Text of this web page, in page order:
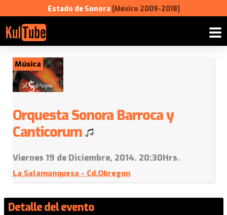
Estado de Sonora [México 2009-2018]
Música
Orquesta Sonora Barroca y
Canticorum
Viernes 19 de Diciembre, 2014. 20:30Hrs.
La Salamanquesa - Cd.Obregon
Detalle del evento